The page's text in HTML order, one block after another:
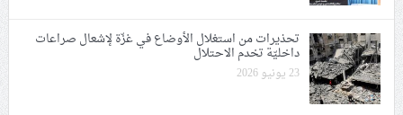
تحذيرات من استغلال الأوضاع في غزّة لإشعال صراعات
داخليّة تخدم الاحتلال
23 يونيو 2026